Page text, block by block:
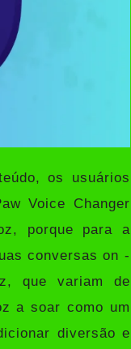
os usuários
Voice Changer
porque para a
conversas on -
que variam de
a soar como um
diversão e